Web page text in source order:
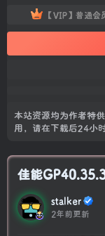
【VIP】普通会
本站资源均为作者特
用，请在下载后24小
佳能
stalker
2年前更新